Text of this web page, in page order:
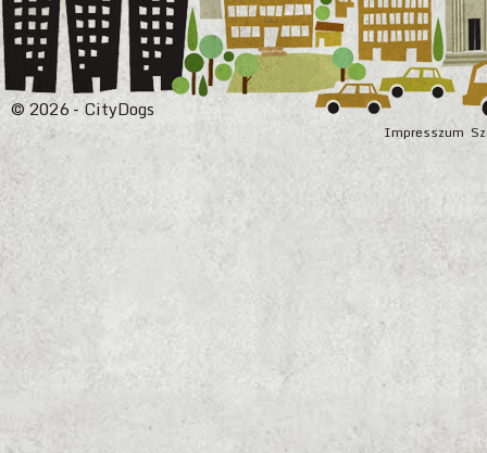
Impresszum
© 2026 - CityDogs